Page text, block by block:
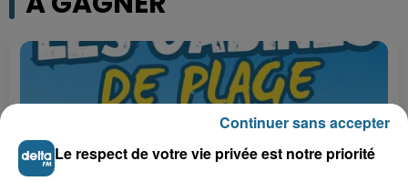
Le respect de votre vie privée est notre priorité
Continuer sans accepter